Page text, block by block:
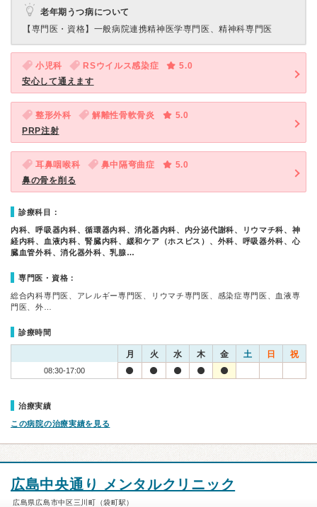
老年期うつ病について
【専門医・資格】 一般病院連携精神医学専門医、精神科専門医
小児科 RSウイルス感染症
5.0
安心して通えます
整形外科 解離性骨軟骨炎
5.0
PRP注射
耳鼻咽喉科 鼻中隔弯曲症
5.0
鼻の骨を削る
診療科目：
内科、呼吸器内科、循環器内科、消化器内科、内分泌代謝科、リウマチ科、神
経内科、血液内科、腎臓内科、緩和ケア（ホスピス）、外科、呼吸器外科、心
臓血管外科、消化器外科、乳腺…
専門医・資格：
総合内科専門医、アレルギー専門医、リウマチ専門医、感染症専門医、血液専
門医、外…
診療時間
月 火 水 木 金 土 日 祝
08:30-17:00
治療実績
この病院の治療実績を見る
広島中央通り メンタルクリニック
広島県広島市中区三川町（袋町駅）